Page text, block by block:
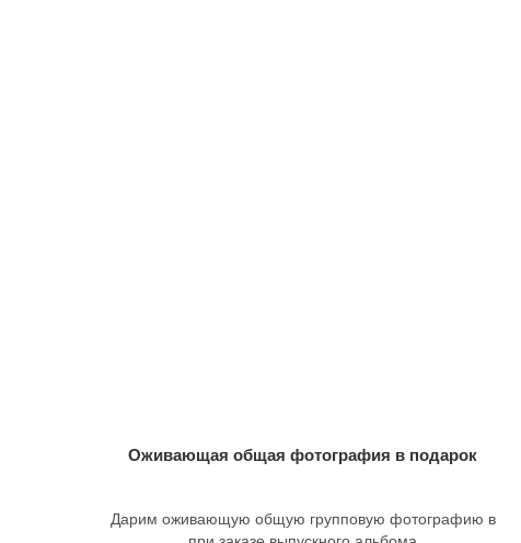
Оживающая общая фотография в подарок
Дарим оживающую общую групповую фотографию в